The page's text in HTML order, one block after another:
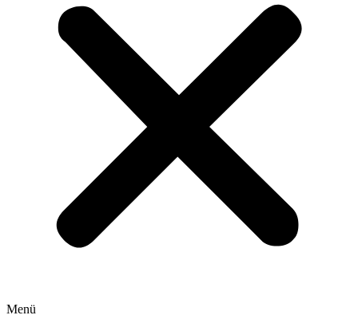
Menü